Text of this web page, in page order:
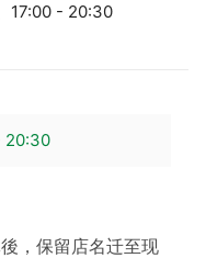
17:00 - 20:30
20:30
，保留店名迁至现